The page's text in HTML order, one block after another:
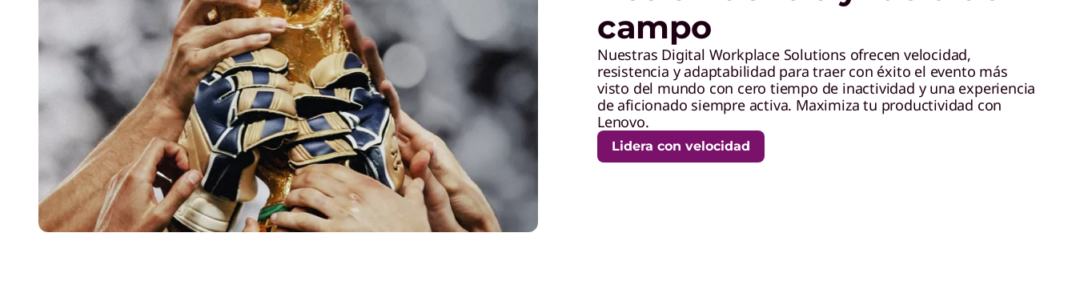
campo
Nuestras Digital Workplace Solutions ofrecen velocidad,
resistencia y adaptabilidad para traer con éxito el evento más
visto del mundo con cero tiempo de inactividad y una experiencia
de aficionado siempre activa. Maximiza tu productividad con
Lenovo.
Lidera con velocidad